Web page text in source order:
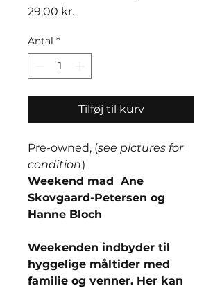
29,00 kr.Pris
Antal *
Tilføj til kurv
Pre-owned, (see pictures for
condition)
Weekend mad Ane
Skovgaard-Petersen og
Hanne Bloch
Weekenden indbyder til
hyggelige måltider med
familie og venner. Her kan